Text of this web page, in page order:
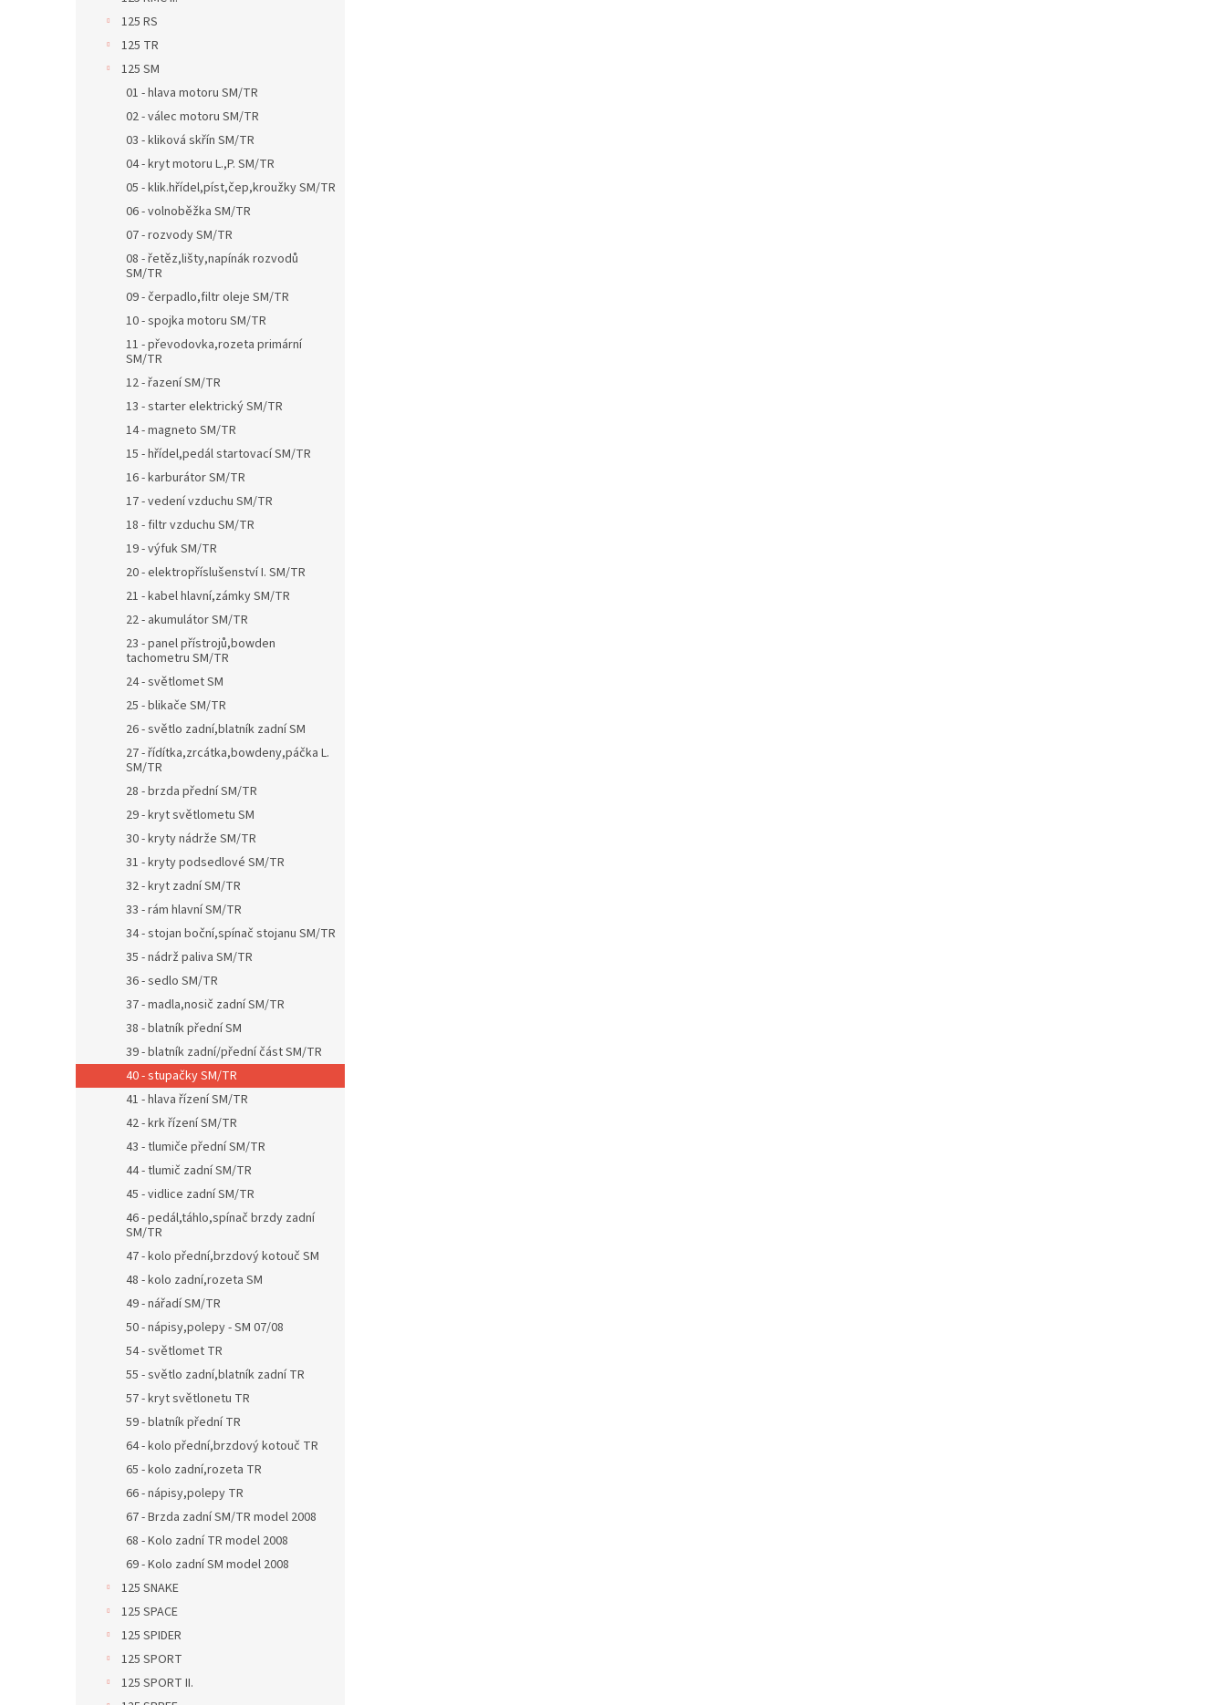
125 RS
125 TR
125 SM
01 - hlava motoru SM/TR
02 - válec motoru SM/TR
03 - kliková skřín SM/TR
04 - kryt motoru L.,P. SM/TR
05 - klik.hřídel,píst,čep,kroužky SM/TR
06 - volnoběžka SM/TR
07 - rozvody SM/TR
08 - řetěz,lišty,napínák rozvodů
SM/TR
09 - čerpadlo,filtr oleje SM/TR
10 - spojka motoru SM/TR
11 - převodovka,rozeta primární
SM/TR
12 - řazení SM/TR
13 - starter elektrický SM/TR
14 - magneto SM/TR
15 - hřídel,pedál startovací SM/TR
16 - karburátor SM/TR
17 - vedení vzduchu SM/TR
18 - filtr vzduchu SM/TR
19 - výfuk SM/TR
20 - elektropříslušenství I. SM/TR
21 - kabel hlavní,zámky SM/TR
22 - akumulátor SM/TR
23 - panel přístrojů,bowden
tachometru SM/TR
24 - světlomet SM
25 - blikače SM/TR
26 - světlo zadní,blatník zadní SM
27 - řídítka,zrcátka,bowdeny,páčka L.
SM/TR
28 - brzda přední SM/TR
29 - kryt světlometu SM
30 - kryty nádrže SM/TR
31 - kryty podsedlové SM/TR
32 - kryt zadní SM/TR
33 - rám hlavní SM/TR
34 - stojan boční,spínač stojanu SM/TR
35 - nádrž paliva SM/TR
36 - sedlo SM/TR
37 - madla,nosič zadní SM/TR
38 - blatník přední SM
39 - blatník zadní/přední část SM/TR
40 - stupačky SM/TR
41 - hlava řízení SM/TR
42 - krk řízení SM/TR
43 - tlumiče přední SM/TR
44 - tlumič zadní SM/TR
45 - vidlice zadní SM/TR
46 - pedál,táhlo,spínač brzdy zadní
SM/TR
47 - kolo přední,brzdový kotouč SM
48 - kolo zadní,rozeta SM
49 - nářadí SM/TR
50 - nápisy,polepy - SM 07/08
54 - světlomet TR
55 - světlo zadní,blatník zadní TR
57 - kryt světlonetu TR
59 - blatník přední TR
64 - kolo přední,brzdový kotouč TR
65 - kolo zadní,rozeta TR
66 - nápisy,polepy TR
67 - Brzda zadní SM/TR model 2008
68 - Kolo zadní TR model 2008
69 - Kolo zadní SM model 2008
125 SNAKE
125 SPACE
125 SPIDER
125 SPORT
125 SPORT II.